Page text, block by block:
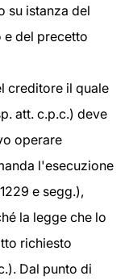
su istanza del
del precetto
creditore il quale
att. c.p.c.) deve
operare
l'esecuzione
e segg.),
la legge che lo
richiesto
Dal punto di